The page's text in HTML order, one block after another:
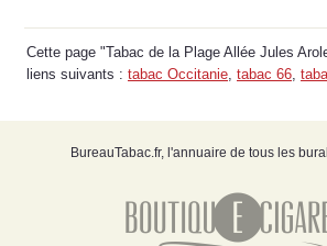
Cette page "Tabac de la Plage Allée Jules
liens suivants : tabac Occitanie, tabac 66,
BureauTabac.fr, l'annuaire de tous les